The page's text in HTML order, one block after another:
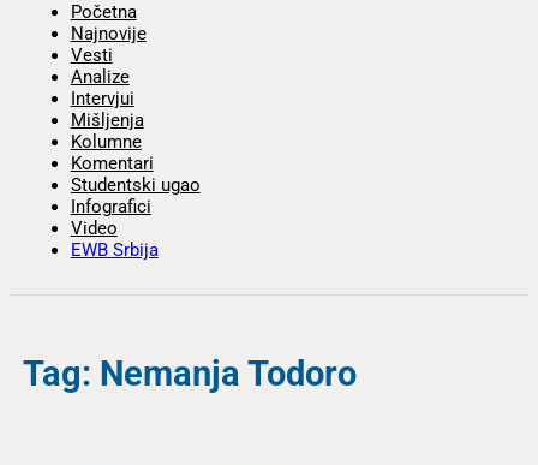
Početna
Najnovije
Vesti
Analize
Intervjui
Mišljenja
Kolumne
Komentari
Studentski ugao
Infografici
Video
EWB Srbija
Tag: Nemanja Todoro